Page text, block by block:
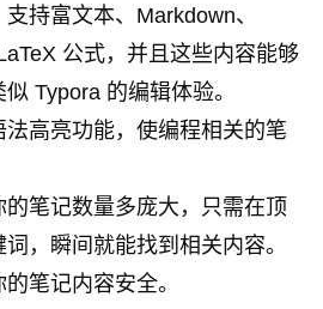
支持富文本、Markdown、
公式，并且这些内容能够
Typora 的编辑体验。
法高亮功能，使编程相关的笔
的笔记数量多庞大，只需在顶
，瞬间就能找到相关内容。
笔记内容安全。